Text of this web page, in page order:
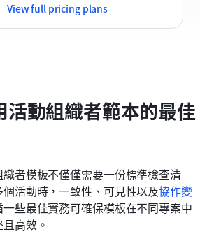
View full pricing plans
活動組織者範本的最佳
者模板不僅僅需要一份標準檢查清
活動時，一致性、可見性以及協作變
一些最佳實務可確保模板在不同專案中
高效。